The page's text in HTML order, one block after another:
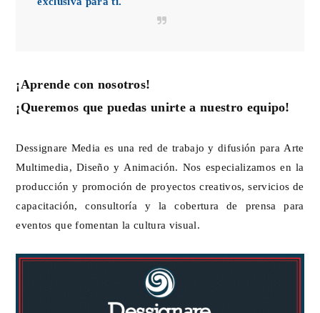
¡Aprende con nosotros!
¡Queremos que puedas unirte a nuestro equipo!
Dessignare Media es una red de trabajo y difusión para Arte
Multimedia, Diseño y Animación. Nos especializamos en la
producción y promoción de proyectos creativos, servicios de
capacitación, consultoría y la cobertura de prensa para
eventos que fomentan la cultura visual.